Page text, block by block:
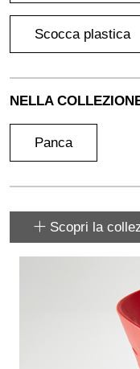
Scocca plastica
NELLA
Panca
Scopri la